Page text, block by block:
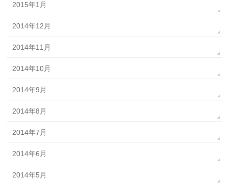
2015年1月
2014年12月
2014年11月
2014年10月
2014年9月
2014年8月
2014年7月
2014年6月
2014年5月